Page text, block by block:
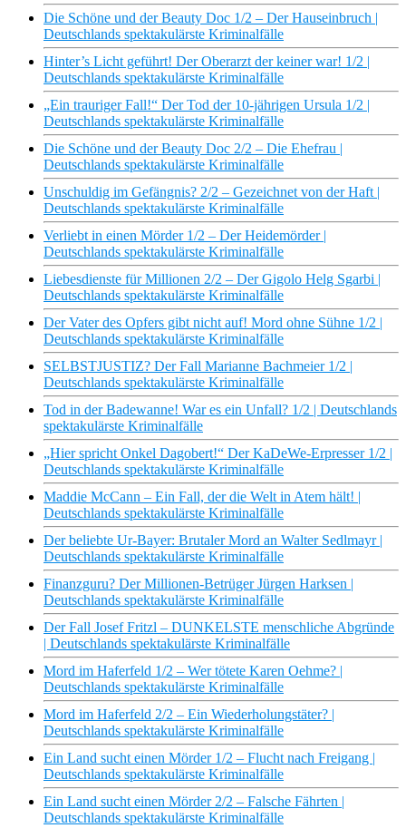
Die Schöne und der Beauty Doc 1/2 – Der Hauseinbruch |
Deutschlands spektakulärste Kriminalfälle
Hinter’s Licht geführt! Der Oberarzt der keiner war! 1/2 |
Deutschlands spektakulärste Kriminalfälle
„Ein trauriger Fall!“ Der Tod der 10-jährigen Ursula 1/2 |
Deutschlands spektakulärste Kriminalfälle
Die Schöne und der Beauty Doc 2/2 – Die Ehefrau |
Deutschlands spektakulärste Kriminalfälle
Unschuldig im Gefängnis? 2/2 – Gezeichnet von der Haft |
Deutschlands spektakulärste Kriminalfälle
Verliebt in einen Mörder 1/2 – Der Heidemörder |
Deutschlands spektakulärste Kriminalfälle
Liebesdienste für Millionen 2/2 – Der Gigolo Helg Sgarbi |
Deutschlands spektakulärste Kriminalfälle
Der Vater des Opfers gibt nicht auf! Mord ohne Sühne 1/2 |
Deutschlands spektakulärste Kriminalfälle
SELBSTJUSTIZ? Der Fall Marianne Bachmeier 1/2 |
Deutschlands spektakulärste Kriminalfälle
Tod in der Badewanne! War es ein Unfall? 1/2 | Deutschlands
spektakulärste Kriminalfälle
„Hier spricht Onkel Dagobert!“ Der KaDeWe-Erpresser 1/2 |
Deutschlands spektakulärste Kriminalfälle
Maddie McCann – Ein Fall, der die Welt in Atem hält! |
Deutschlands spektakulärste Kriminalfälle
Der beliebte Ur-Bayer: Brutaler Mord an Walter Sedlmayr |
Deutschlands spektakulärste Kriminalfälle
Finanzguru? Der Millionen-Betrüger Jürgen Harksen |
Deutschlands spektakulärste Kriminalfälle
Der Fall Josef Fritzl – DUNKELSTE menschliche Abgründe
| Deutschlands spektakulärste Kriminalfälle
Mord im Haferfeld 1/2 – Wer tötete Karen Oehme? |
Deutschlands spektakulärste Kriminalfälle
Mord im Haferfeld 2/2 – Ein Wiederholungstäter? |
Deutschlands spektakulärste Kriminalfälle
Ein Land sucht einen Mörder 1/2 – Flucht nach Freigang |
Deutschlands spektakulärste Kriminalfälle
Ein Land sucht einen Mörder 2/2 – Falsche Fährten |
Deutschlands spektakulärste Kriminalfälle